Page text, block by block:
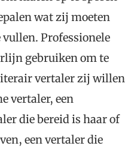
wat zij moeten
vullen. Professionele
gebruiken om te
vertaler zij willen
vertaler, een
die bereid is haar of
een vertaler die